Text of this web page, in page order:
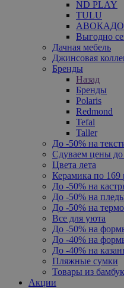
ND PLAY
TULU
АВОКАДО
Выгодно
Дачная мебель
Джинсовая
Бренды
Назад
Бренды
Polaris
Redmond
Tefal
Taller
До -50% на
Сдуваем цены до
Цвета лета
Керамика по 169
До -50% на
До -50% на
До -50% на
Все для уюта
До -50% на
До -40% на
До -40% на
Пляжные сумки
Товары из
Акции